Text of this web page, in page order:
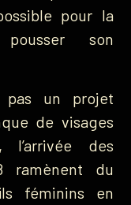
pour la
son
pas un projet
de visages
l’arrivée des
ramènent du
féminins en